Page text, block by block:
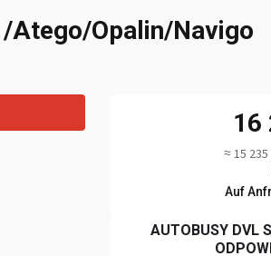
Atego/Opalin/Navigo
16
≈ 15 235
Auf
AUTOBUSY DVL